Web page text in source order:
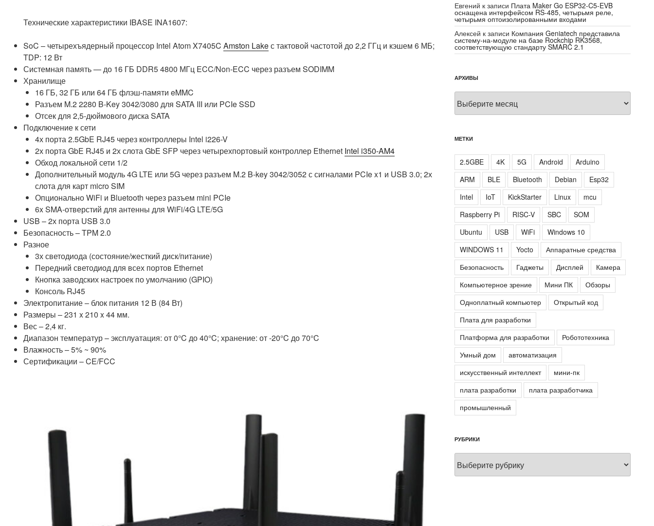
Технические характеристики IBASE INA1607:
SoC – четырехъядерный процессор Intel Atom X7405C Amston Lakeс тактовой частотой до 2,2 ГГц и кэшем 6 МБ;
TDP: 12 Вт
Системная память — до 16 ГБ DDR5 4800 МГц ECC/Non-ECC через разъем SODIMM
Хранилище
16 ГБ, 32 ГБ или 64 ГБ флэш-памяти eMMC
Разъем M.2 2280 B-Key 3042/3080 для SATA III или PCIe SSD
Отсек для 2,5-дюймового диска SATA
Подключение к сети
4х порта 2.5GbE RJ45 через контроллеры Intel i226-V
2х порта GbE RJ45 и 2х слота GbE SFP через четырехпортовый контроллер Ethernet Intel i350-AM4
Обход локальной сети 1/2
Дополнительный модуль 4G LTE или 5G через разъем M.2 B-key 3042/3052 с сигналами PCIe x1 и USB 3.0; 2х
слота для карт micro SIM
Опционально WiFi и Bluetooth через разъем mini PCIe
6x SMA-отверстий для антенны для WiFi/4G LTE/5G
USB – 2х порта USB 3.0
Безопасность – TPM 2.0
Разное
3х светодиода (состояние/жесткий диск/питание)
Передний светодиод для всех портов Ethernet
Кнопка заводских настроек по умолчанию (GPIO)
Консоль RJ45
Электропитание – блок питания 12 В (84 Вт)
Размеры – 231 x 210 x 44 мм.
Вес – 2,4 кг.
Диапазон температур – эксплуатация: от 0°C до 40°C; хранение: от -20°C до 70°C
Влажность – 5% ~ 90%
Сертификации – CE/FCC
Евгений к записи Плата Maker Go ESP32-C5-EVB
оснащена интерфейсом RS-485, четырьмя реле,
четырьмя оптоизолированными входами
Алексей к записи Компания Geniatech представила
систему-на-модуле на базе Rockchip RK3568,
соответствующую стандарту SMARC 2.1
АРХИВЫ
Архивы
МЕТКИ
2.5GBE 4K 5G Android
Arduino
ARM
BLE Bluetooth Debian
Esp32
Intel
IoT KickStarter Linux
mcu
Raspberry Pi
RISC-V SBC
SOM
Ubuntu
USB WiFi
Windows 10
WINDOWS 11
Yocto
Аппаратные средства
Безопасность
Гаджеты Дисплей
Камера
Компьютерное зрение
Мини ПК
Обзоры
Одноплатный компьютер
Открытый код
Плата для разработки
Платформа для разработки
Робототехника
Умный дом
автоматизация
искусственный интеллект
мини-пк
плата разработки
плата разработчика
промышленный
РУБРИКИ
Рубрики